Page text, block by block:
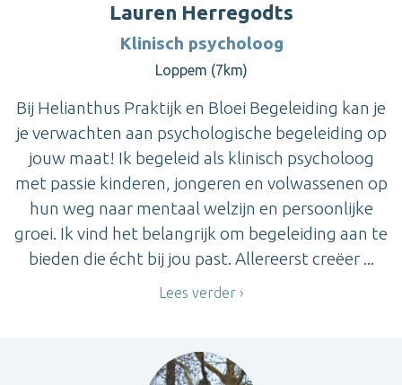
Lauren Herregodts
Klinisch psycholoog
Loppem (7km)
Bij Helianthus Praktijk en Bloei Begeleiding kan je
je verwachten aan psychologische begeleiding op
jouw maat! Ik begeleid als klinisch psycholoog
met passie kinderen, jongeren en volwassenen op
hun weg naar mentaal welzijn en persoonlijke
groei. Ik vind het belangrijk om begeleiding aan te
bieden die écht bij jou past. Allereerst creëer ...
Lees verder